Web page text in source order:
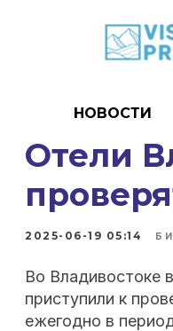
НОВОСТИ
Отели
2025-06-19 05:14
Во Владивостоке
приступили к
ежегодно в